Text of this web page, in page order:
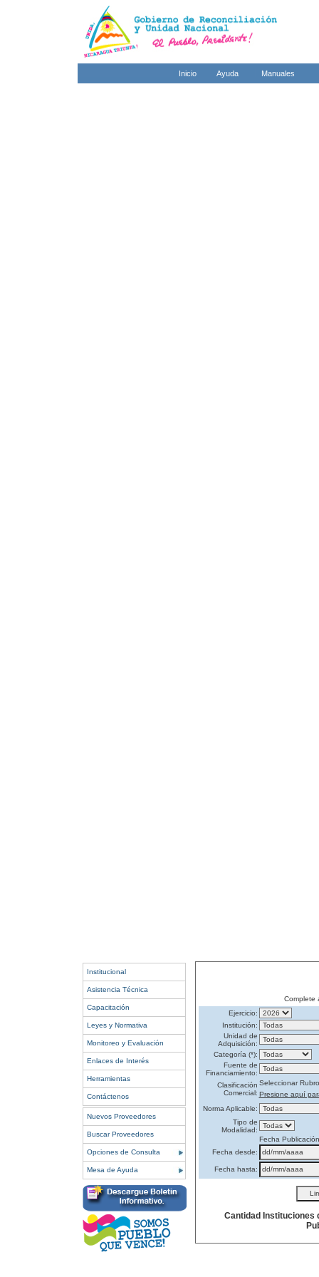
Inicio Ayuda Manuales
Institucional
Asistencia Técnica
Capacitación
Leyes y Normativa
Monitoreo y Evaluación
Enlaces de Interés
Herramientas
Contáctenos
Nuevos Proveedores
Buscar Proveedores
Opciones de Consulta
Mesa de Ayuda
Complete
Ejercicio:
Institución:
Unidad de
Adquisición:
Categoría (*):
Fuente de
Financiamiento:
Clasificación
Comercial:
Seleccionar Rubro
Presione aquí
Norma Aplicable:
Tipo de
Modalidad:
Fecha Publicación
Fecha desde:
Fecha hasta:
Cantidad Instituciones